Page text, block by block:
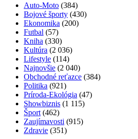
Auto-Moto (384)
Bojové športy (430)
Ekonomika (200)
Futbal (57)
Kniha (330)
Kultúra (2 036)
Lifestyle (114)
Najnovšie (2 040)
Obchodné reťazce (384)
Politika (921)
Príroda-Ekológia (47)
Showbiznis (1 115)
Šport (462)
Zaujímavosti (915)
Zdravie (351)